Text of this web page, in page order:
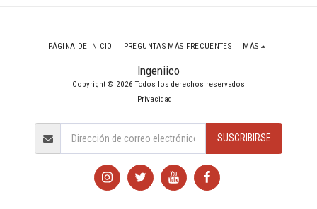
Ingeniico
Copyright © 2026 Todos los derechos reservados
Privacidad
PÁGINA DE INICIO PREGUNTAS MÁS FRECUENTES MÁS
SUSCRIBIRSE